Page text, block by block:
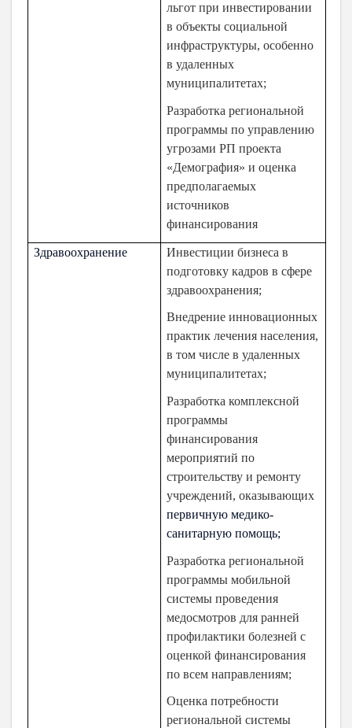
льгот при инвестировании
в объекты социальной
инфраструктуры, особенно
в удаленных
муниципалитетах;
Разработка региональной
программы по управлению
угрозами РП проекта
«Демография» и оценка
предполагаемых
источников
финансирования
Здравоохранение
Инвестиции бизнеса в
подготовку кадров в сфере
здравоохранения;
Внедрение инновационных
практик лечения населения,
в том числе в удаленных
муниципалитетах;
Разработка комплексной
программы
финансирования
мероприятий по
строительству и ремонту
учреждений, оказывающих
первичную медико-
санитарную помощь;
Разработка региональной
программы мобильной
системы проведения
медосмотров для ранней
профилактики болезней с
оценкой финансирования
по всем направлениям;
Оценка потребности
региональной системы